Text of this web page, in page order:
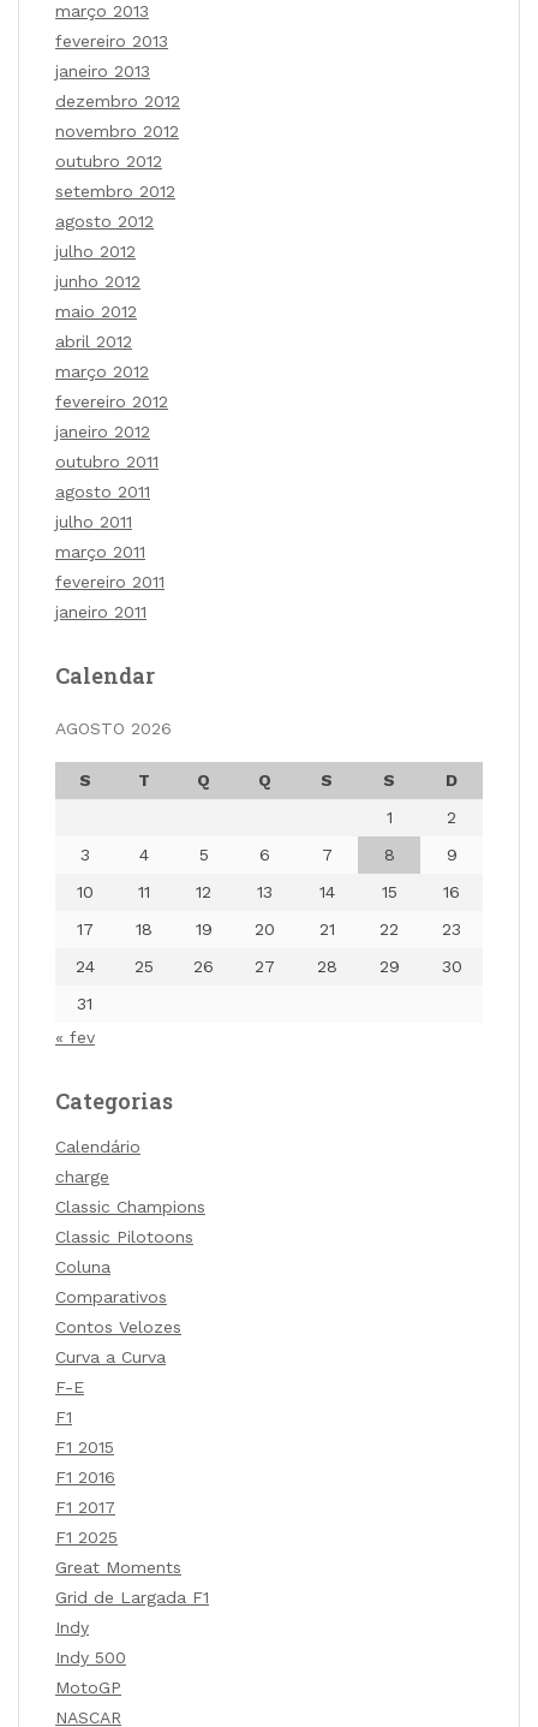
março 2013
fevereiro 2013
janeiro 2013
dezembro 2012
novembro 2012
outubro 2012
setembro 2012
agosto 2012
julho 2012
junho 2012
maio 2012
abril 2012
março 2012
fevereiro 2012
janeiro 2012
outubro 2011
agosto 2011
julho 2011
março 2011
fevereiro 2011
janeiro 2011
Calendar
AGOSTO 2026
S T Q Q S S
D
1
2
3
4 5 6 7 8
9
10
11 12 13 14 15
16
17
18 19 20 21 22
23
24
25 26 27 28 29
30
31
« fev
Categorias
Calendário
charge
Classic Champions
Classic Pilotoons
Coluna
Comparativos
Contos Velozes
Curva a Curva
F-E
F1
F1 2015
F1 2016
F1 2017
F1 2025
Great Moments
Grid de Largada F1
Indy
Indy 500
MotoGP
NASCAR